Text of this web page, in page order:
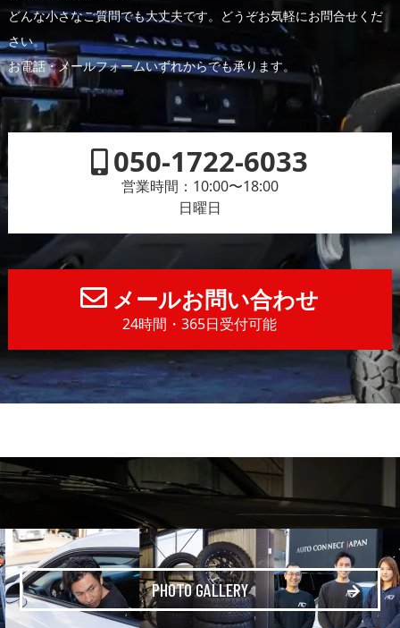
どんな小さなご質問でも大丈夫です。どうぞお気軽にお問合せくだ
さい。
お電話・メールフォームいずれからでも承ります。
050-1722-6033
営業時間：10:00〜18:00
日曜日
メールお問い合わせ
24時間・365日受付可能
PHOTO GALLERY